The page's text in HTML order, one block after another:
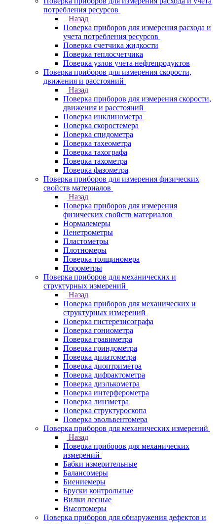
потребления ресурсов
Назад
Поверка приборов для измерения расхода и
учета потребления ресурсов
Поверка счетчика жидкости
Поверка теплосчетчика
Поверка узлов учета нефтепродуктов
Поверка приборов для измерения скорости,
движения и расстояний
Назад
Поверка приборов для измерения скорости,
движения и расстояний
Поверка инклинометра
Поверка скоростемера
Поверка спидометра
Поверка тахеометра
Поверка тахографа
Поверка тахометра
Поверка фазометра
Поверка приборов для измерения физических
свойств материалов
Назад
Поверка приборов для измерения
физических свойств материалов
Нормалемеры
Пенетрометры
Пластометры
Плотномеры
Поверка толщиномера
Порометры
Поверка приборов для механических и
структурных измерений
Назад
Поверка приборов для механических и
структурных измерений
Поверка гистерезисографа
Поверка гониометра
Поверка гравиметра
Поверка гриндометра
Поверка дилатометра
Поверка диоптриметра
Поверка дифрактометра
Поверка диэлькометра
Поверка интерферометра
Поверка линзметра
Поверка структуроскопа
Поверка эвольвентомера
Поверка приборов для механических измерений
Назад
Поверка приборов для механических
измерений
Бабки измерительные
Балансомеры
Биениемеры
Бруски контрольные
Вилки лесные
Высотомеры
Поверка приборов для обнаружения дефектов и